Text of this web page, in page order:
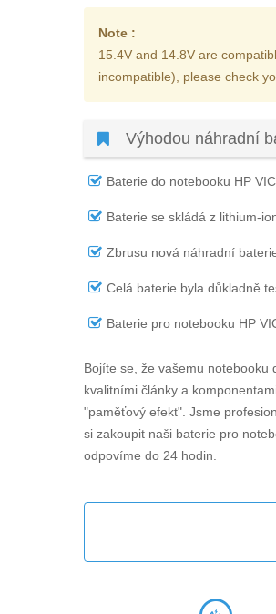
Note :
15.4V and 14.8V are
incompatible), please check
Výhodou náhradní
Baterie do notebooku HP
Baterie se skládá z lithium-
Zbrusu nová náhradní
Celá baterie byla důkladně
Baterie pro notebooku HP
Bojíte se, že vašemu notebooku
kvalitními články a
"paměťový efekt". Jsme
si zakoupit naši baterie pro
odpovíme do 24 hodin.